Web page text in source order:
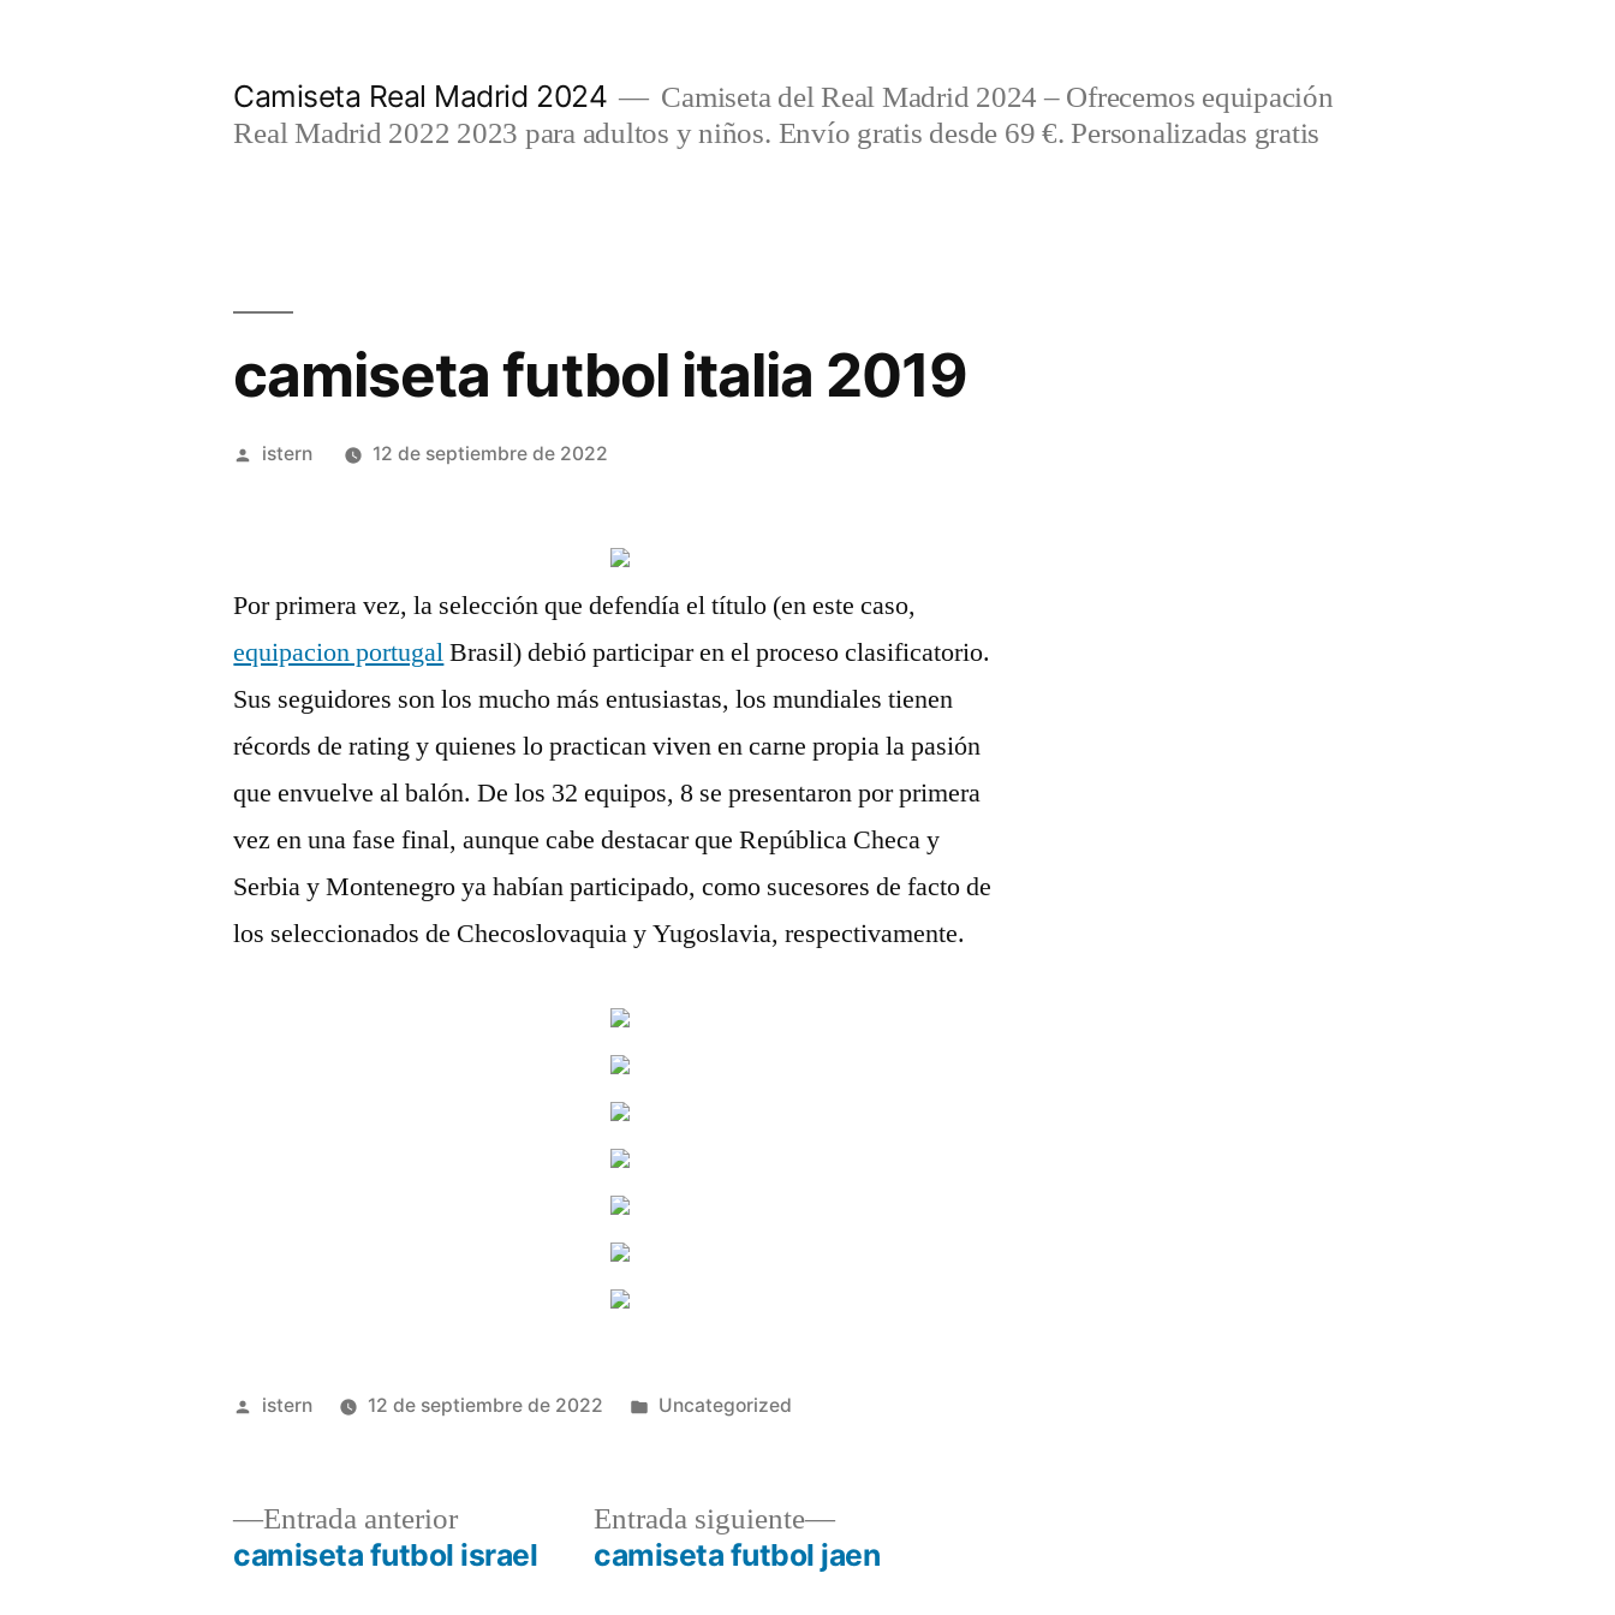
Camiseta Real Madrid 2024
Camiseta del Real Madrid 2024 – Ofrecemos equipación
Real Madrid 2022 2023 para adultos y niños. Envío gratis desde 69 €. Personalizadas gratis
camiseta futbol italia 2019
Publicado
istern 12 de septiembre de 2022
Por primera vez, la selección que defendía el título (en este caso,
equipacion portugalBrasil) debió participar en el proceso clasificatorio.
Sus seguidores son los mucho más entusiastas, los mundiales tienen
récords de rating y quienes lo practican viven en carne propia la pasión
que envuelve al balón. De los 32 equipos, 8 se presentaron por primera
vez en una fase final, aunque cabe destacar que República Checa y
Serbia y Montenegro ya habían participado, como sucesores de facto de
los seleccionados de Checoslovaquia y Yugoslavia, respectivamente.
Publicado
istern 12 de septiembre de 2022
Publicado
Uncategorized
Navegación
Entrada anteriorEntrada
anterior:
camiseta futbol israel
Entrada siguiente
Entrada
siguiente:
camiseta futbol jaen